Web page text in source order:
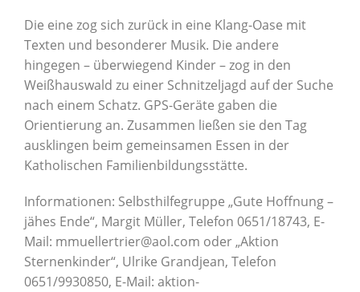
Die eine zog sich zurück in eine Klang-Oase mit
Texten und besonderer Musik. Die andere
hingegen – überwiegend Kinder – zog in den
Weißhauswald zu einer Schnitzeljagd auf der Suche
nach einem Schatz. GPS-Geräte gaben die
Orientierung an. Zusammen ließen sie den Tag
ausklingen beim gemeinsamen Essen in der
Katholischen Familienbildungsstätte.
Informationen: Selbsthilfegruppe „Gute Hoffnung –
jähes Ende“, Margit Müller, Telefon 0651/18743, E-
Mail: mmuellertrier@aol.com oder „Aktion
Sternenkinder“, Ulrike Grandjean, Telefon
0651/9930850, E-Mail: aktion-